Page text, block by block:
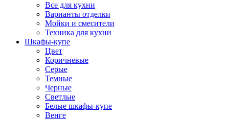
Все для кухни
Варианты отделки
Мойки и смесители
Техника для кухни
Шкафы-купе
Цвет
Коричневые
Серые
Темные
Черные
Светлые
Белые шкафы-купе
Венге